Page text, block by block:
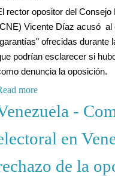
rector opositor del
Vicente Díaz acusó al
ofrecidas durante
podrían esclarecer si
denuncia la oposición.
more
-
en
de la